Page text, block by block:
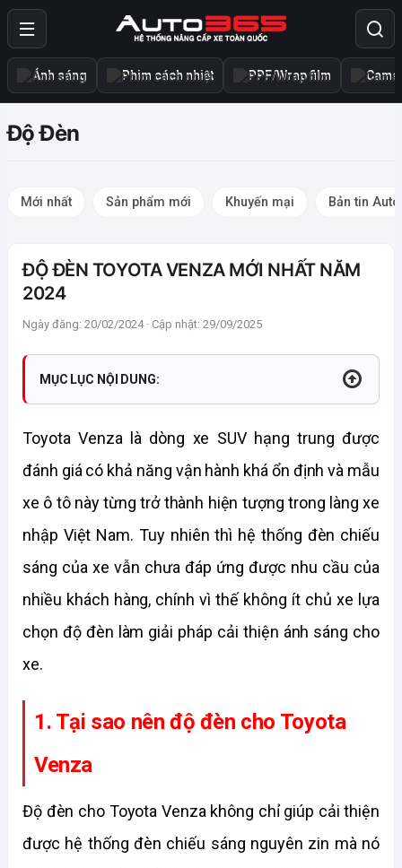
Ánh sáng Phim cách nhiệt PPF/Wrap film
Độ Đèn
Mới nhất Sản phẩm mới Khuyến mại Bản tin
ĐỘ ĐÈN TOYOTA VENZA MỚI NHẤT NĂM
2024
Ngày đăng: 20/02/2024 · Cập nhật: 29/09/2025
MỤC LỤC NỘI DUNG:
Toyota Venza là dòng xe SUV hạng trung được
đánh giá có khả năng vận hành khá ổn định và mẫu
xe ô tô này từng trở thành hiện tượng trong làng xe
nhập Việt Nam. Tuy nhiên thì hệ thống đèn chiếu
sáng của xe vẫn chưa đáp ứng được nhu cầu của
nhiều khách hàng, chính vì thế không ít chủ xe lựa
chọn độ đèn làm giải pháp cải thiện ánh sáng cho
xe.
1. Tại sao nên độ đèn cho Toyota
Venza
Độ đèn cho Toyota Venza không chỉ giúp cải thiện
được hệ thống đèn chiếu sáng nguyên zin mà nó